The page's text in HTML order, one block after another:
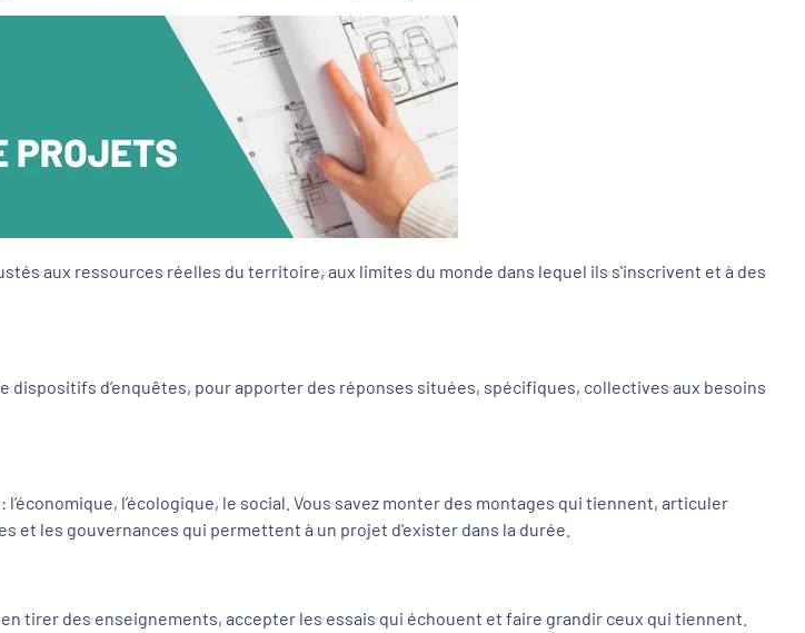
aux ressources réelles du territoire, aux limites du monde dans lequel ils s'inscrivent et à des
dispositifs d’enquêtes, pour apporter des réponses situées, spécifiques, collectives aux besoins
l’écologique, le social. Vous savez monter des montages qui tiennent, articuler
les gouvernances qui permettent à un projet d'exister dans la durée.
tirer des enseignements, accepter les essais qui échouent et faire grandir ceux qui tiennent.